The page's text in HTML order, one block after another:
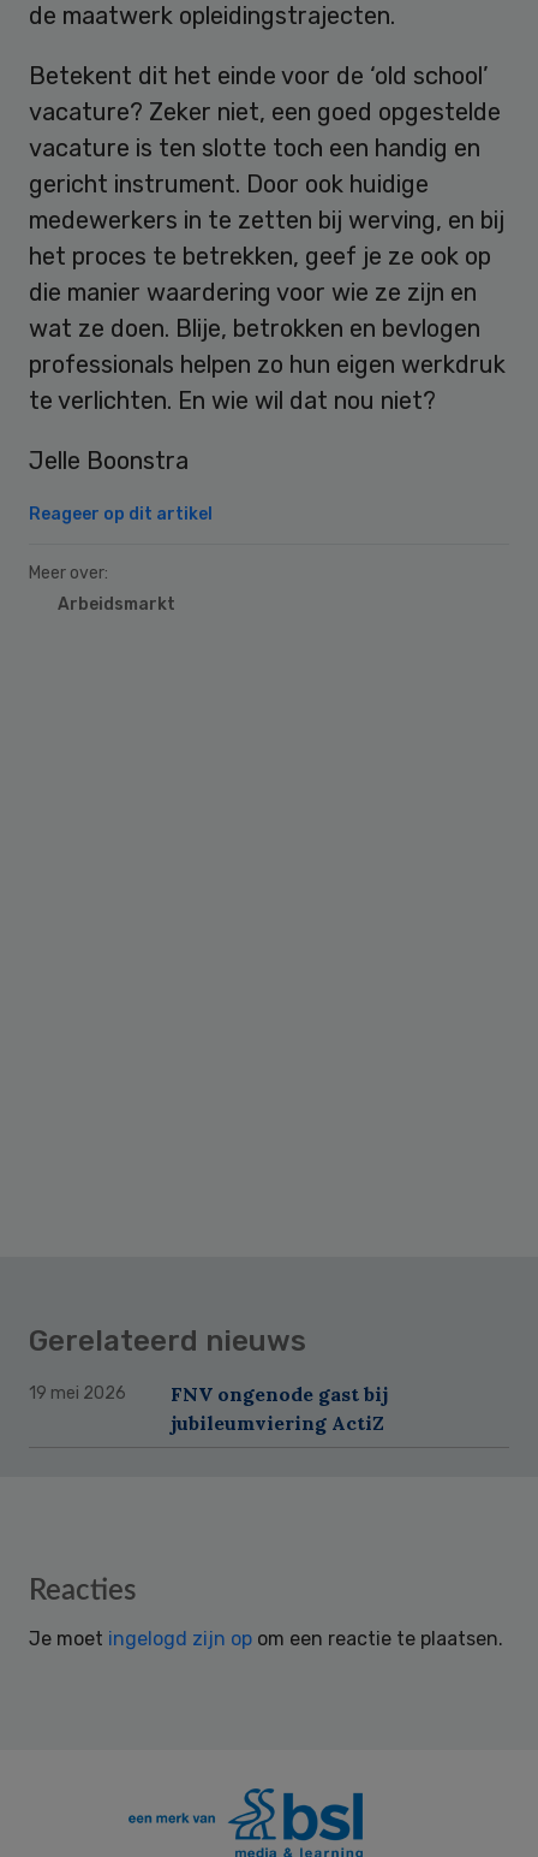
de maatwerk opleidingstrajecten.
Betekent dit het einde voor de ‘old school’
vacature? Zeker niet, een goed opgestelde
vacature is ten slotte toch een handig en
gericht instrument. Door ook huidige
medewerkers in te zetten bij werving, en bij
het proces te betrekken, geef je ze ook op
die manier waardering voor wie ze zijn en
wat ze doen. Blije, betrokken en bevlogen
professionals helpen zo hun eigen werkdruk
te verlichten. En wie wil dat nou niet?
Jelle Boonstra
Reageer op dit artikel
Meer over:
Arbeidsmarkt
Gerelateerd nieuws
19 mei 2026
FNV ongenode gast bij
jubileumviering ActiZ
Reader
Reacties
Je moet ingelogd zijn op om een reactie te plaatsen.